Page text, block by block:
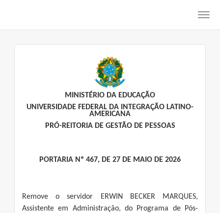
MINISTÉRIO DA EDUCAÇÃO
UNIVERSIDADE FEDERAL DA INTEGRAÇÃO LATINO-
AMERICANA
PRÓ-REITORIA DE GESTÃO DE PESSOAS
PORTARIA Nº 467, DE 27 DE MAIO DE 2026
Remove o servidor ERWIN BECKER MARQUES,
Assistente em Administração, do Programa de Pós-